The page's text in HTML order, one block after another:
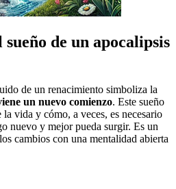
de un apocalipsis
de un renacimiento simboliza la
un nuevo comienzo. Este sueño
vida y cómo, a veces, es necesario
nuevo y mejor pueda surgir. Es un
cambios con una mentalidad abierta